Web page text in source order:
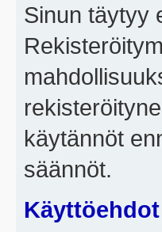
Sinun täytyy
käytännöt
säännöt.
Käyttöehdot